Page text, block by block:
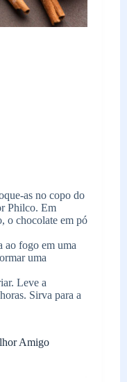
as no copo do
Philco. Em
o chocolate em pó
ao fogo em uma
uma
Leve a
Sirva para a
Amigo